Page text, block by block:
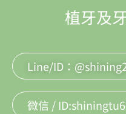
植牙及
Line/ID：
微信 /